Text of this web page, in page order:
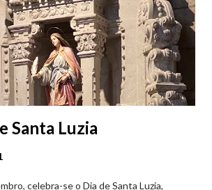
Santa Luzia
celebra-se o Dia de Santa Luzia,